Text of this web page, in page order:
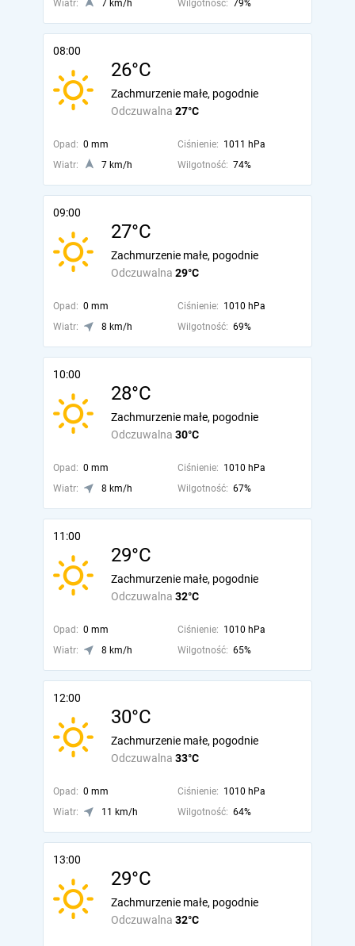
Wiatr: 7 km/h Wilgotność: 79%
08:00
26°C
Odczuwalna 27°C
Zachmurzenie małe, pogodnie
Opad: 0 mm Ciśnienie: 1011 hPa
Wiatr:
7 km/h Wilgotność: 74%
09:00
27°C
Odczuwalna 29°C
Zachmurzenie małe, pogodnie
Opad: 0 mm Ciśnienie: 1010 hPa
Wiatr:
8 km/h Wilgotność: 69%
10:00
28°C
Odczuwalna 30°C
Zachmurzenie małe, pogodnie
Opad: 0 mm Ciśnienie: 1010 hPa
Wiatr:
8 km/h Wilgotność: 67%
11:00
29°C
Odczuwalna 32°C
Zachmurzenie małe, pogodnie
Opad: 0 mm Ciśnienie: 1010 hPa
Wiatr:
8 km/h Wilgotność: 65%
12:00
30°C
Odczuwalna 33°C
Zachmurzenie małe, pogodnie
Opad: 0 mm Ciśnienie: 1010 hPa
Wiatr:
11 km/h Wilgotność: 64%
13:00
29°C
Odczuwalna 32°C
Zachmurzenie małe, pogodnie